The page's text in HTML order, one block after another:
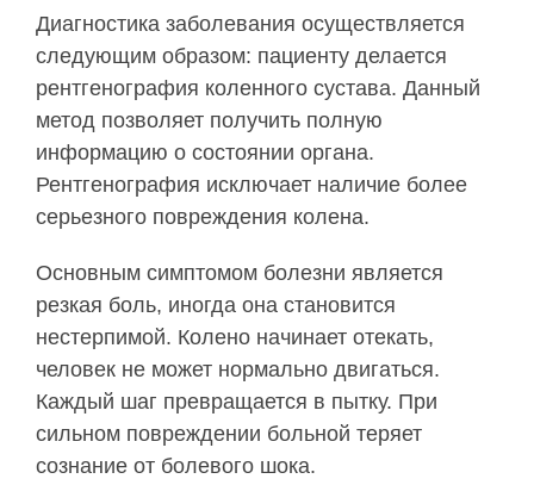
Диагностика заболевания осуществляется
следующим образом: пациенту делается
рентгенография коленного сустава. Данный
метод позволяет получить полную
информацию о состоянии органа.
Рентгенография исключает наличие более
серьезного повреждения колена.
Основным симптомом болезни является
резкая боль, иногда она становится
нестерпимой. Колено начинает отекать,
человек не может нормально двигаться.
Каждый шаг превращается в пытку. При
сильном повреждении больной теряет
сознание от болевого шока.